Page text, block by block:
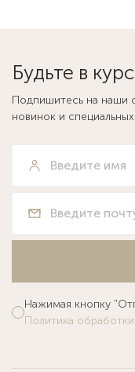
Будьте в
Подпишитесь на наши
новинок и
Нажимая кнопку
Политика